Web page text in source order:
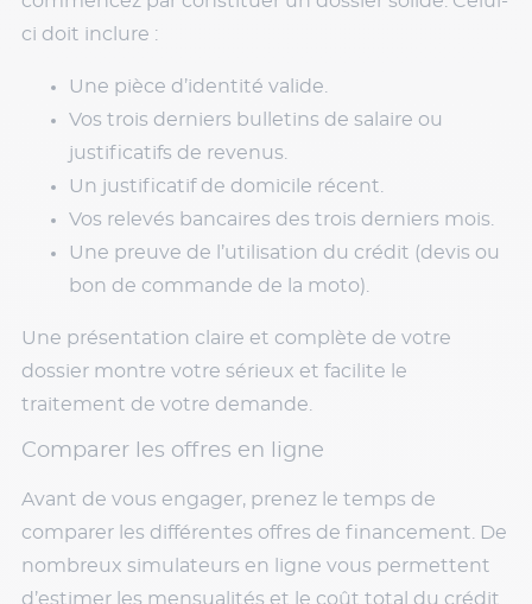
ci doit inclure :
Une pièce d’identité valide.
Vos trois derniers bulletins de salaire ou
justificatifs de revenus.
Un justificatif de domicile récent.
Vos relevés bancaires des trois derniers mois.
Une preuve de l’utilisation du crédit (devis ou
bon de commande de la moto).
Une présentation claire et complète de votre
dossier montre votre sérieux et facilite le
traitement de votre demande.
Comparer les offres en ligne
Avant de vous engager, prenez le temps de
comparer les différentes offres de financement. De
nombreux simulateurs en ligne vous permettent
d’estimer les mensualités et le coût total du crédit